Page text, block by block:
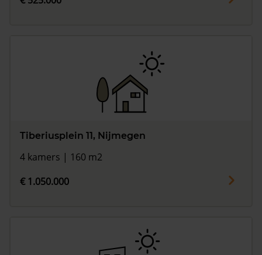
Tiberiusplein 11, Nijmegen
4 kamers | 160 m2
€ 1.050.000